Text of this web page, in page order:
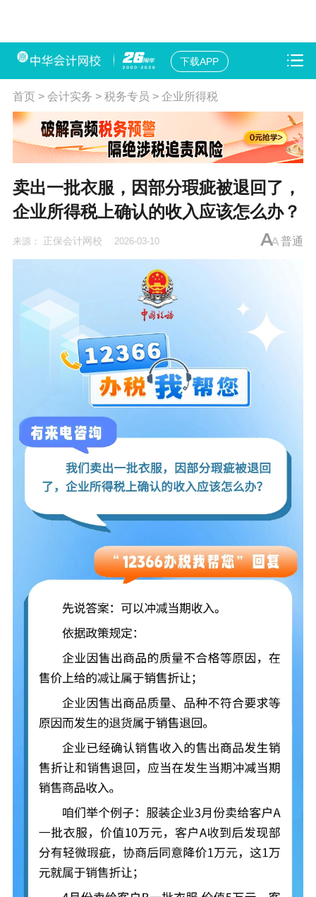
下载APP
首页> 会计实务 > 税务专员 > 企业所得税
卖出一批衣服，因部分瑕疵被退回了，
企业所得税上确认的收入应该怎么办？
来源： 正保会计网校 2026-03-10 普通